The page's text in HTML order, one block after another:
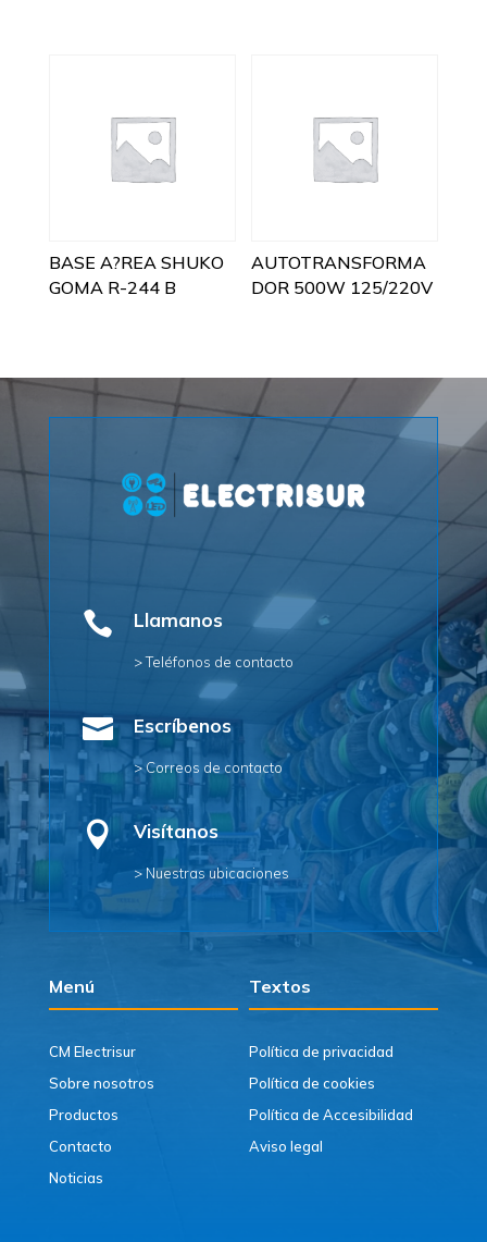
BASE A?REA SHUKO
GOMA R-244 B
AUTOTRANSFORMA
DOR 500W 125/220V
 Llamanos
> Teléfonos de contacto
 Escríbenos
> Correos de contacto
 Visítanos
> Nuestras ubicaciones
Menú Textos
CM Electrisur
Sobre nosotros
Productos
Contacto
Noticias
Política de privacidad
Política de cookies
Política de Accesibilidad
Aviso legal